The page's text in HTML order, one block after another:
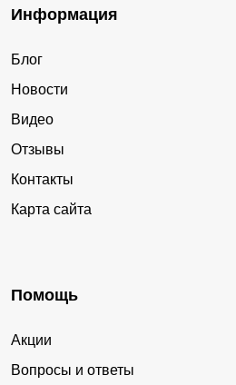
Информация
Блог
Новости
Видео
Отзывы
Контакты
Карта сайта
Помощь
Акции
Вопросы и ответы